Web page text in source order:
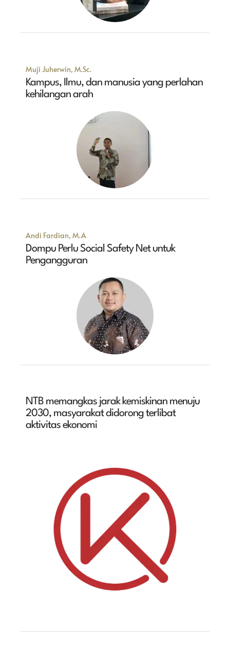
Muji Juherwin, M.Sc.
Kampus, Ilmu, dan manusia yang perlahan
kehilangan arah
Andi Fardian, M.A
Dompu Perlu Social Safety Net untuk
Pengangguran
NTB memangkas jarak kemiskinan menuju
2030, masyarakat didorong terlibat
aktivitas ekonomi